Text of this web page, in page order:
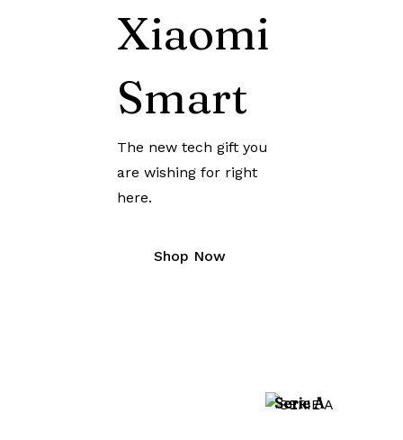
Xiaomi
Smart
The new tech gift you
are wishing for right
here.
Shop Now
Serie A